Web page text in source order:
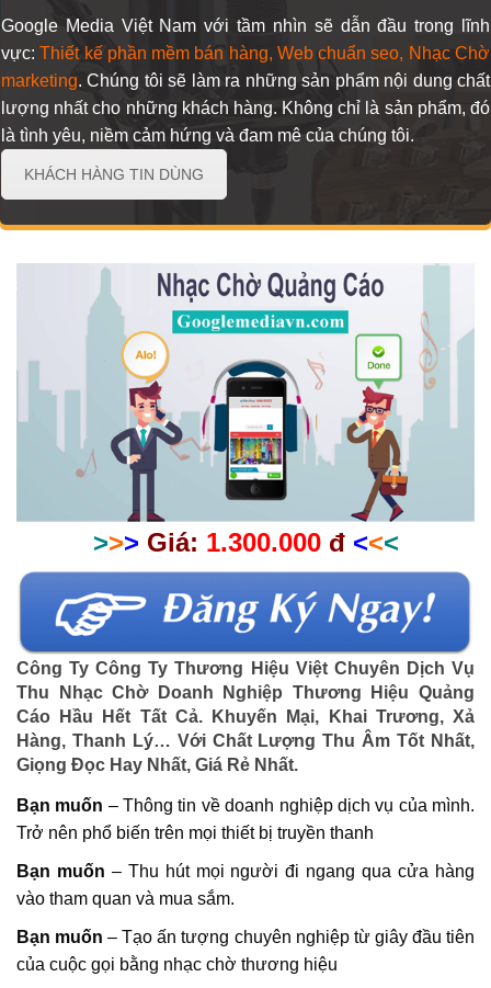
Google Media Việt Nam với tầm nhìn sẽ dẫn đầu trong lĩnh
vực:Thiết kế phần mềm bán hàng, Web chuẩn seo, Nhạc Chờ
marketing. Chúng tôi sẽ làm ra những sản phẩm nội dung chất
lượng nhất cho những khách hàng. Không chỉ là sản phẩm, đó
là tình yêu, niềm cảm hứng và đam mê của chúng tôi.
KHÁCH HÀNG TIN DÙNG
>>> Giá: 1.300.000 đ <<<
Công Ty Công Ty Thương Hiệu Việt Chuyên Dịch Vụ
Thu Nhạc Chờ Doanh Nghiệp Thương Hiệu Quảng
Cáo Hầu Hết Tất Cả. Khuyến Mại, Khai Trương, Xả
Hàng, Thanh Lý… Với Chất Lượng Thu Âm Tốt Nhất,
Giọng Đọc Hay Nhất, Giá Rẻ Nhất.
Bạn muốn – Thông tin về doanh nghiệp dịch vụ của mình.
Trở nên phổ biến trên mọi thiết bị truyền thanh
Bạn muốn – Thu hút mọi người đi ngang qua cửa hàng
vào tham quan và mua sắm.
Bạn muốn – Tạo ấn tượng chuyên nghiệp từ giây đầu tiên
của cuộc gọi bằng nhạc chờ thương hiệu